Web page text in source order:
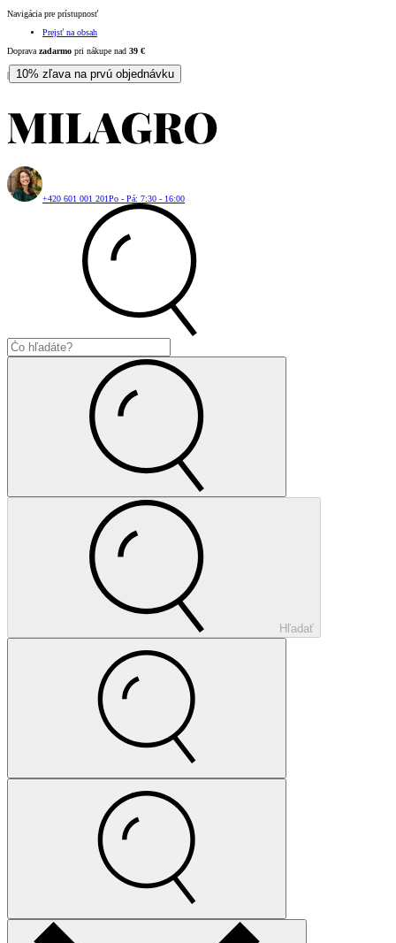
Navigácia pre prístupnosť
Prejsť na obsah
Doprava zadarmo pri nákupe nad 39 €
| 10% zľava na prvú objednávku
+420 601 001 201Po - Pá: 7:30 - 16:00
Hľadať